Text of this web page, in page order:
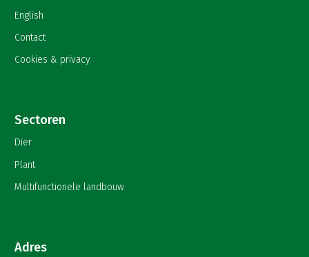
English
Contact
Cookies & privacy
Sectoren
Dier
Plant
Multifunctionele landbouw
Adres